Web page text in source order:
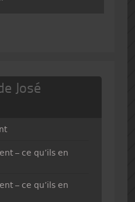
José
– ce qu’ils en
– ce qu’ils en